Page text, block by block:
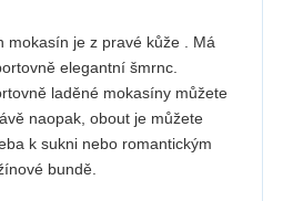
mokasín je z pravé kůže . Má
elegantní šmrnc.
laděné mokasíny můžete
naopak, obout je můžete
k sukni nebo romantickým
bundě.